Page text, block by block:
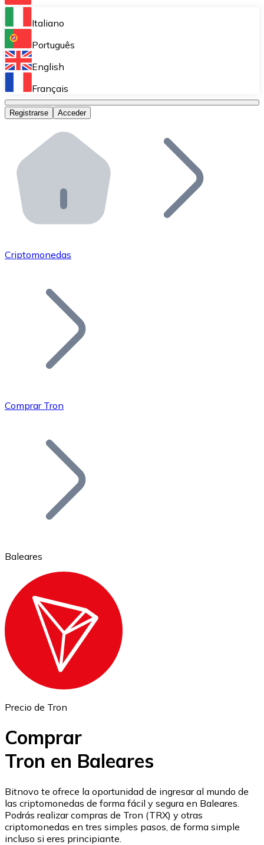
Bitnovo Ramp
Integra nuestra solución en tu plataforma.
Bitnovo Giftcards
Bitnovo OTC
Bitnovo ATM
Integra un ATM Bitnovo en tu negocio y permite que
Bitnovo API
Integra nuestra API en tu ecosistema.
Únete a nuestra red de distribuidores.
Añade tu proyecto a nuestro ecosistema.
Bitcoin
Ethereum
ETH
USD Coin
USDC
Italiano
Português
English
Français
Registrarse Acceder
Criptomonedas
Comprar Tron
Baleares
Precio de Tron
Comprar
Tron en Baleares
Bitnovo te ofrece la oportunidad de ingresar al mundo de
las criptomonedas de forma fácil y segura en Baleares.
Podrás realizar compras de Tron (TRX) y otras
criptomonedas en tres simples pasos, de forma simple
incluso si eres principiante.